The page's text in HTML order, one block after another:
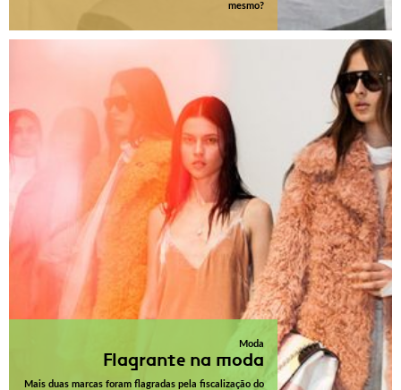
mesmo?
Moda
Flagrante na moda
Mais duas marcas foram flagradas pela fiscalização do